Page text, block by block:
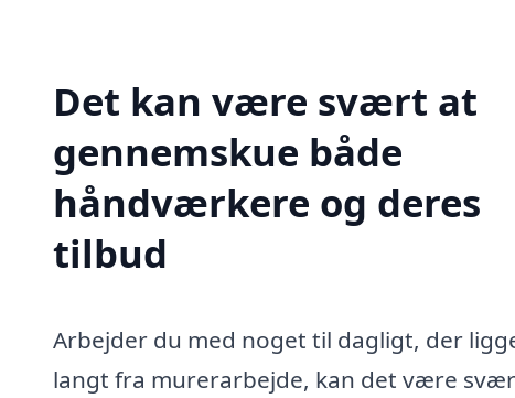
Det kan være svært at
gennemskue både
håndværkere og deres
tilbud
Arbejder du med noget til dagligt, der
langt fra murerarbejde, kan det være